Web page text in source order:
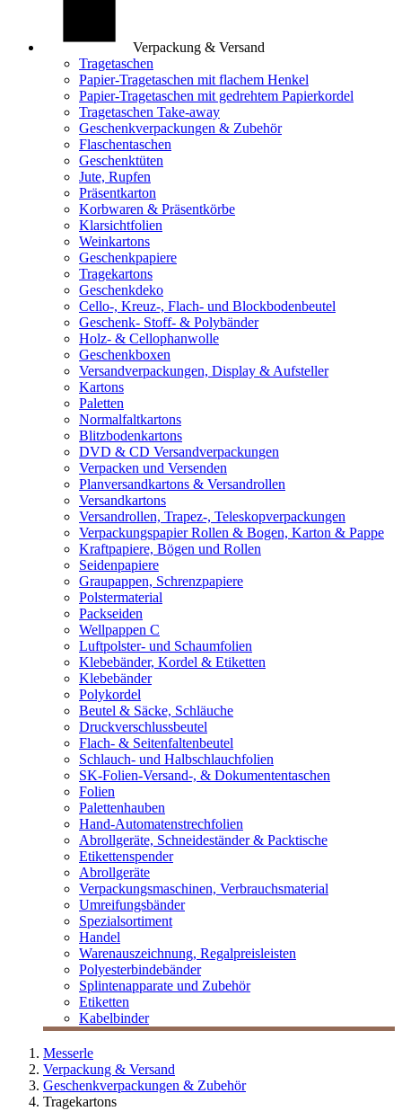
Verpackung & Versand
Tragetaschen
Papier-Tragetaschen mit flachem Henkel
Papier-Tragetaschen mit gedrehtem Papierkordel
Tragetaschen Take-away
Geschenkverpackungen & Zubehör
Flaschentaschen
Geschenktüten
Jute, Rupfen
Präsentkarton
Korbwaren & Präsentkörbe
Klarsichtfolien
Weinkartons
Geschenkpapiere
Tragekartons
Geschenkdeko
Cello-, Kreuz-, Flach- und Blockbodenbeutel
Geschenk- Stoff- & Polybänder
Holz- & Cellophanwolle
Geschenkboxen
Versandverpackungen, Display & Aufsteller
Kartons
Paletten
Normalfaltkartons
Blitzbodenkartons
DVD & CD Versandverpackungen
Verpacken und Versenden
Planversandkartons & Versandrollen
Versandkartons
Versandrollen, Trapez-, Teleskopverpackungen
Verpackungspapier Rollen & Bogen, Karton & Pappe
Kraftpapiere, Bögen und Rollen
Seidenpapiere
Graupappen, Schrenzpapiere
Polstermaterial
Packseiden
Wellpappen C
Luftpolster- und Schaumfolien
Klebebänder, Kordel & Etiketten
Klebebänder
Polykordel
Beutel & Säcke, Schläuche
Druckverschlussbeutel
Flach- & Seitenfaltenbeutel
Schlauch- und Halbschlauchfolien
SK-Folien-Versand-, & Dokumententaschen
Folien
Palettenhauben
Hand-Automatenstrechfolien
Abrollgeräte, Schneideständer & Packtische
Etikettenspender
Abrollgeräte
Verpackungsmaschinen, Verbrauchsmaterial
Umreifungsbänder
Spezialsortiment
Handel
Warenauszeichnung, Regalpreisleisten
Polyesterbindebänder
Splintenapparate und Zubehör
Etiketten
Kabelbinder
Messerle
Verpackung & Versand
Geschenkverpackungen & Zubehör
Tragekartons